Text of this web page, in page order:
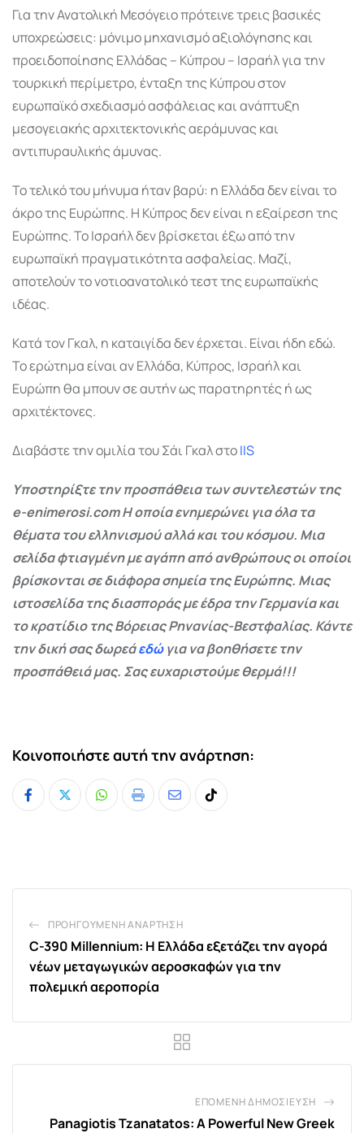
Για την Ανατολική Μεσόγειο πρότεινε τρεις βασικές
υποχρεώσεις: μόνιμο μηχανισμό αξιολόγησης και
προειδοποίησης Ελλάδας – Κύπρου – Ισραήλ για την
τουρκική περίμετρο, ένταξη της Κύπρου στον
ευρωπαϊκό σχεδιασμό ασφάλειας και ανάπτυξη
μεσογειακής αρχιτεκτονικής αεράμυνας και
αντιπυραυλικής άμυνας.
Το τελικό του μήνυμα ήταν βαρύ: η Ελλάδα δεν είναι το
άκρο της Ευρώπης. Η Κύπρος δεν είναι η εξαίρεση της
Ευρώπης. Το Ισραήλ δεν βρίσκεται έξω από την
ευρωπαϊκή πραγματικότητα ασφαλείας. Μαζί,
αποτελούν το νοτιοανατολικό τεστ της ευρωπαϊκής
ιδέας.
Κατά τον Γκαλ, η καταιγίδα δεν έρχεται. Είναι ήδη εδώ.
Το ερώτημα είναι αν Ελλάδα, Κύπρος, Ισραήλ και
Ευρώπη θα μπουν σε αυτήν ως παρατηρητές ή ως
αρχιτέκτονες.
Διαβάστε την ομιλία του Σάι Γκαλ στοIIS
Υποστηρίξτε την προσπάθεια των συντελεστών της
e-enimerosi.com Η οποία ενημερώνει για όλα τα
θέματα του ελληνισμού αλλά και του κόσμου. Μια
σελίδα φτιαγμένη με αγάπη από ανθρώπους οι οποίοι
βρίσκονται σε διάφορα σημεία της Ευρώπης. Μιας
ιστοσελίδα της διασποράς με έδρα την Γερμανία και
το κρατίδιο της Βόρειας Ρηνανίας-Βεστφαλίας. Κάντε
την δική σας δωρεάεδώγια να βοηθήσετε την
προσπάθειά μας. Σας ευχαριστούμε θερμά!!!
Κοινοποιήστε αυτή την ανάρτηση:
Whatsapp
Print
ShareTiktok
ΠΡΟΗΓΟΎΜΕΝΗ ΑΝΆΡΤΗΣΗ
C-390 Millennium: Η Ελλάδα εξετάζει την αγορά
νέων μεταγωγικών αεροσκαφών για την
πολεμική αεροπορία
ΕΠΌΜΕΝΗ ΔΗΜΟΣΊΕΥΣΗ
Panagiotis Tzanatatos: A Powerful New Greek